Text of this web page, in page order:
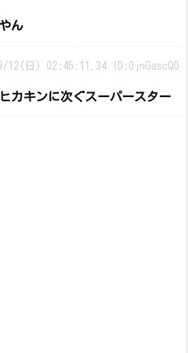
ん
12(日) 02:45:11.34 ID:0jnGascQ0
カキンに次ぐスーパースター